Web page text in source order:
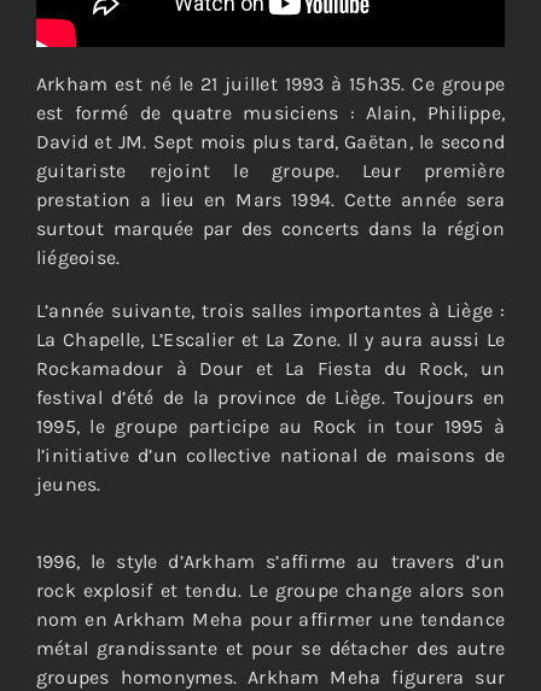
Arkham est né le 21 juillet 1993 à 15h35. Ce groupe
est formé de quatre musiciens : Alain, Philippe,
David et JM. Sept mois plus tard, Gaëtan, le second
guitariste rejoint le groupe. Leur première
prestation a lieu en Mars 1994. Cette année sera
surtout marquée par des concerts dans la région
liégeoise.
L’année suivante, trois salles importantes à Liège :
La Chapelle, L’Escalier et La Zone. Il y aura aussi Le
Rockamadour à Dour et La Fiesta du Rock, un
festival d’été de la province de Liège. Toujours en
1995, le groupe participe au Rock in tour 1995 à
l’initiative d’un collective national de maisons de
jeunes.
1996, le style d’Arkham s’affirme au travers d’un
rock explosif et tendu. Le groupe change alors son
nom en Arkham Meha pour affirmer une tendance
métal grandissante et pour se détacher des autre
groupes homonymes. Arkham Meha figurera sur